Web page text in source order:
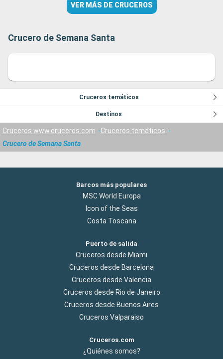
VER MÁS DE CRUCEROS
Crucero de Semana Santa
Cruceros temáticos
Destinos
Cruceros www.cruceros.com
Cruceros temáticos
Crucero de Semana Santa
Barcos más populares
MSC World Europa
Icon of the Seas
Costa Toscana
Puerto de salida
Cruceros desde Miami
Cruceros desde Barcelona
Cruceros desde Valencia
Cruceros desde Rio de Janeiro
Cruceros desde Buenos Aires
Cruceros Valparaiso
Cruceros.com
¿Quiénes somos?